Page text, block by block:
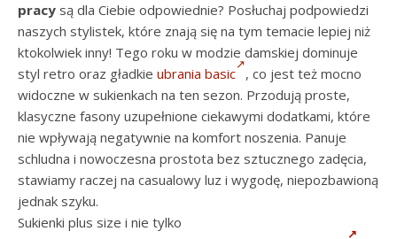
pracy są dla Ciebie odpowiednie? Posłuchaj podpowiedzi
naszych stylistek, które znają się na tym temacie lepiej niż
ktokolwiek inny! Tego roku w modzie damskiej dominuje
styl retro oraz gładkie ubrania basic , co jest też mocno
widoczne w sukienkach na ten sezon. Przodują proste,
klasyczne fasony uzupełnione ciekawymi dodatkami, które
nie wpływają negatywnie na komfort noszenia. Panuje
schludna i nowoczesna prostota bez sztucznego zadęcia,
stawiamy raczej na casualowy luz i wygodę, niepozbawioną
jednak szyku.
Sukienki plus size i nie tylko